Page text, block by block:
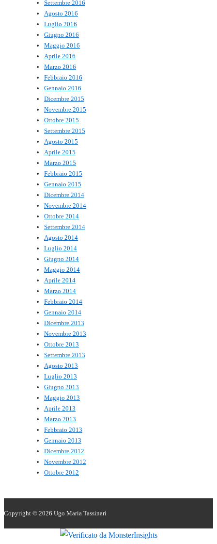
Settembre 2016
Agosto 2016
Luglio 2016
Giugno 2016
Maggio 2016
Aprile 2016
Marzo 2016
Febbraio 2016
Gennaio 2016
Dicembre 2015
Novembre 2015
Ottobre 2015
Settembre 2015
Agosto 2015
Aprile 2015
Marzo 2015
Febbraio 2015
Gennaio 2015
Dicembre 2014
Novembre 2014
Ottobre 2014
Settembre 2014
Agosto 2014
Luglio 2014
Giugno 2014
Maggio 2014
Aprile 2014
Marzo 2014
Febbraio 2014
Gennaio 2014
Dicembre 2013
Novembre 2013
Ottobre 2013
Settembre 2013
Agosto 2013
Luglio 2013
Giugno 2013
Maggio 2013
Aprile 2013
Marzo 2013
Febbraio 2013
Gennaio 2013
Dicembre 2012
Novembre 2012
Ottobre 2012
Copyright © 2026 Ugo Maria Tassinari